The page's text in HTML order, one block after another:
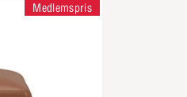
Medlemspris